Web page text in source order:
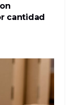
cantidad